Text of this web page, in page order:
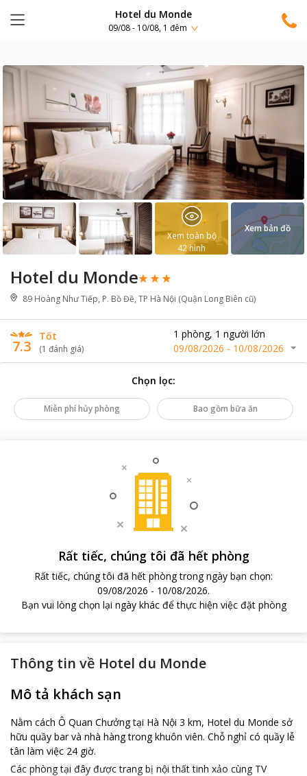
Hotel du Monde
09/08 - 10/08, 1 đêm
Hotel du Monde
89 Hoàng Như Tiếp, P. Bồ Đề, TP Hà Nội (Quận Long Biên cũ)
7.3
Tốt
(1 đánh giá)
1 phòng, 1 người lớn
09/08/2026 - 10/08/2026
Xem toàn bộ
42hình
Xem bản đồ
Chọn lọc:
Miễn phí hủy phòng Bao gồm bữa ăn
Rất tiếc, chúng tôi đã hết phòng
Rất tiếc, chúng tôi đã hết phòng trong ngày bạn chọn:
09/08/2026 - 10/08/2026.
Bạn vui lòng chọn lại ngày khác để thực hiện việc đặt phòng
Thông tin về Hotel du Monde
Mô tả khách sạn
Nằm cách Ô Quan Chưởng tại Hà Nội 3 km, Hotel du Monde sở
hữu quầy bar và nhà hàng trong khuôn viên. Chỗ nghỉ có quầy lễ
tân làm việc 24 giờ.
Các phòng tại đây được trang bị nội thất tinh xảo cùng TV